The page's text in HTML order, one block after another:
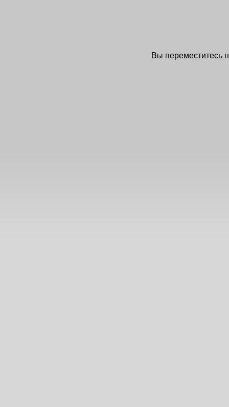
Вы переместитесь